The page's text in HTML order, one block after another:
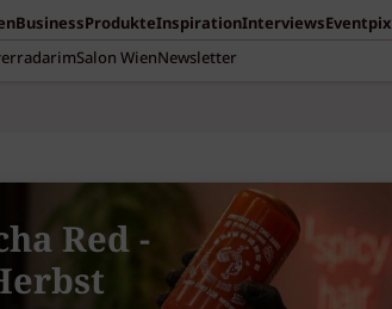
BusinessProdukteInspirationInterviewsEventpix
imSalon WienNewsletter
Red -